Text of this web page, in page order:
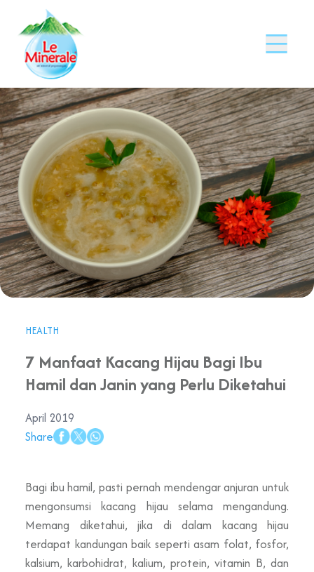
HEALTH
7 Manfaat Kacang Hijau Bagi Ibu
Hamil dan Janin yang Perlu Diketahui
April 2019
Share
Bagi ibu hamil, pasti pernah mendengar anjuran untuk
mengonsumsi kacang hijau selama mengandung.
Memang diketahui, jika di dalam kacang hijau
terdapat kandungan baik seperti asam folat, fosfor,
kalsium, karbohidrat, kalium, protein, vitamin B, dan